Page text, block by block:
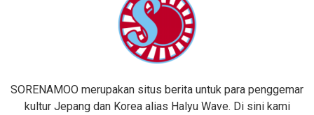
SORENAMOO merupakan situs berita untuk para penggemar
kultur Jepang dan Korea alias Halyu Wave. Di sini kami